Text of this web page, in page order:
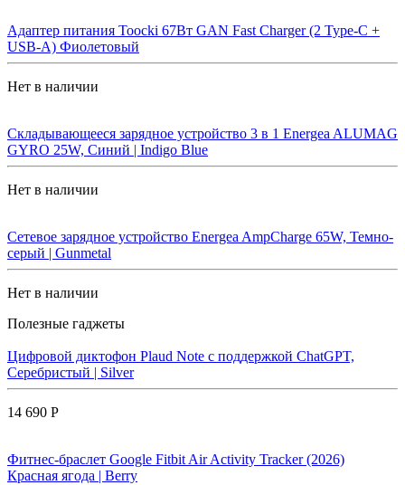
Адаптер питания Toocki 67Вт GAN Fast Charger (2 Type-C +
USB-A) Фиолетовый
Нет в наличии
Складывающееся зарядное устройство 3 в 1 Energea ALUMAG
GYRO 25W, Синий | Indigo Blue
Нет в наличии
Сетевое зарядное устройство Energea AmpCharge 65W, Темно-
серый | Gunmetal
Нет в наличии
Полезные гаджеты
Цифровой диктофон Plaud Note с поддержкой ChatGPT,
Серебристый | Silver
14 690 Р
Фитнес-браслет Google Fitbit Air Activity Tracker (2026)
Красная ягода | Berry